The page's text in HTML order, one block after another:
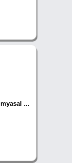
...